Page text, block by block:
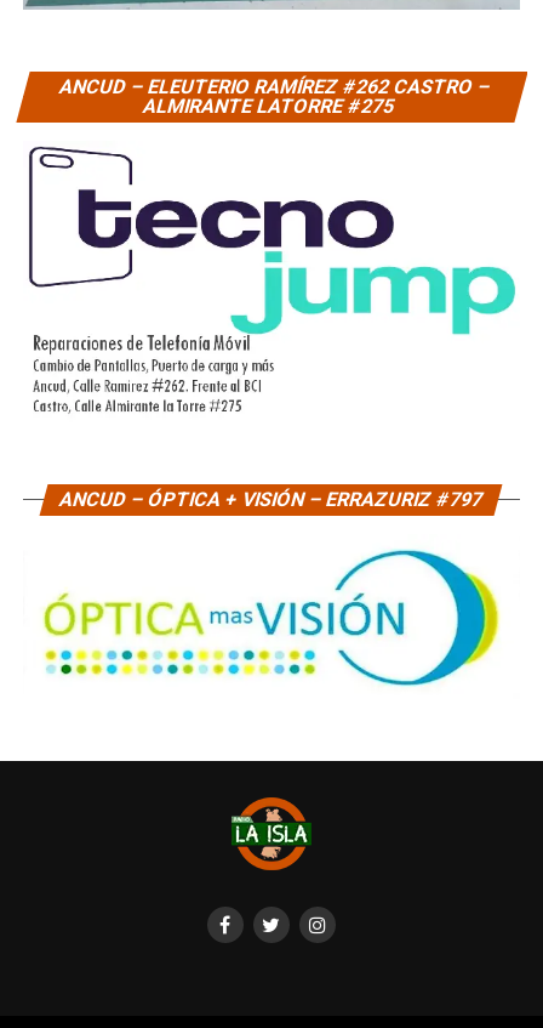
ANCUD – ELEUTERIO RAMÍREZ #262 CASTRO –
ALMIRANTE LATORRE #275
ANCUD – ÓPTICA + VISIÓN – ERRAZURIZ #797